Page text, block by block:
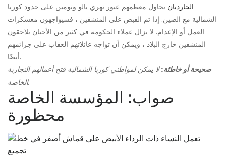
الجارديان يحاول معظمهم عبور نهري يالو وتومين على حدود كوريا
الشمالية مع الصين. إذا تم القبض على المنشقين ، فسيواجهون معسكرات
العمل أو الإعدام. لا يزال عملاء الحكومة في كثير من الأحيان يلاحقون
المنشقين خارج البلاد ، ويمكن أن تواجه عائلاتهم العقاب على جرائمهم
أيضًا.
صحيحة أو خاطئة:لا يمكن لمواطني كوريا الشمالية فتح أعمالهم التجارية
الخاصة.
صواب: المؤسسة الخاصة
محظورة